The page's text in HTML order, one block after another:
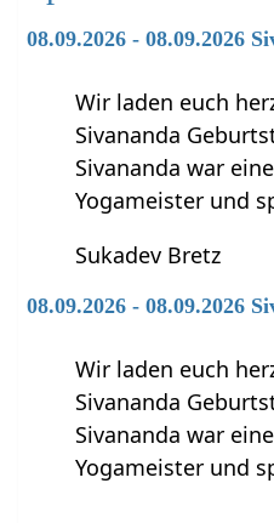
08.09.2026 - 08.09.2026
Wir laden euch
Sivananda
Sivananda war
Yogameister und
Sukadev Bretz
08.09.2026 - 08.09.2026
Wir laden euch
Sivananda
Sivananda war
Yogameister und